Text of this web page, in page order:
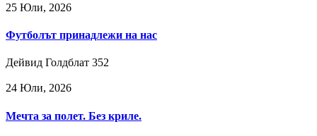
25 Юли, 2026
Футболът принадлежи на нас
Дейвид Голдблат 352
24 Юли, 2026
Мечта за полет. Без криле.